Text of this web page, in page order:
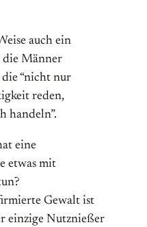
auch ein
die Männer
“nicht nur
reden,
handeln”.
eine
etwas mit
Gewalt ist
einzige Nutznießer